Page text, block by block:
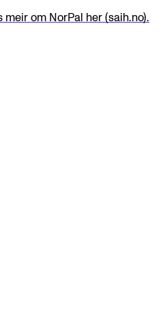
meir om NorPal her (saih.no).